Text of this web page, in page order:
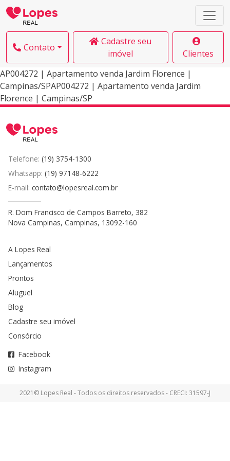
Contato
Cadastre seu
imóvel
Clientes
AP004272 | Apartamento venda Jardim Florence |
Campinas/SPAP004272 | Apartamento venda Jardim
Florence | Campinas/SP
Telefone: (19) 3754-1300
Whatsapp: (19) 97148-6222
E-mail: contato@lopesreal.com.br
R. Dom Francisco de Campos Barreto, 382
Nova Campinas, Campinas, 13092-160
A Lopes Real
Lançamentos
Prontos
Aluguel
Blog
Cadastre seu imóvel
Consórcio
Facebook
Instagram
2021© Lopes Real - Todos os direitos reservados - CRECI: 31597-J